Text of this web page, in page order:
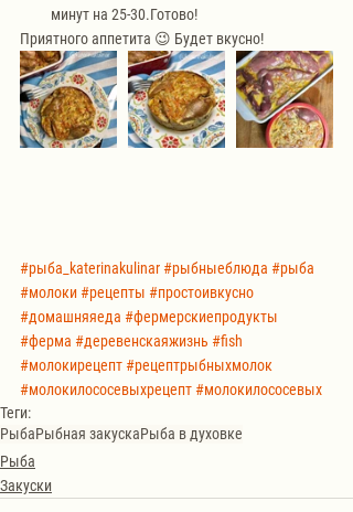
минут на 25-30.Готово!
Приятного аппетита 😉 Будет вкусно!
#рыба_katerinakulinar#рыбныеблюда #рыба
#молоки#рецепты #простоивкусно
#домашняяеда #фермерскиепродукты
#ферма #деревенскаяжизнь #fish
#молокирецепт#рецептрыбныхмолок
#молокилососевыхрецепт#молокилососевых
Теги:
РыбаРыбная закускаРыба в духовке
Рыба
Закуски